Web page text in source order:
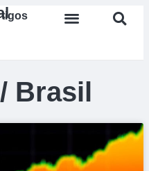
Brasil